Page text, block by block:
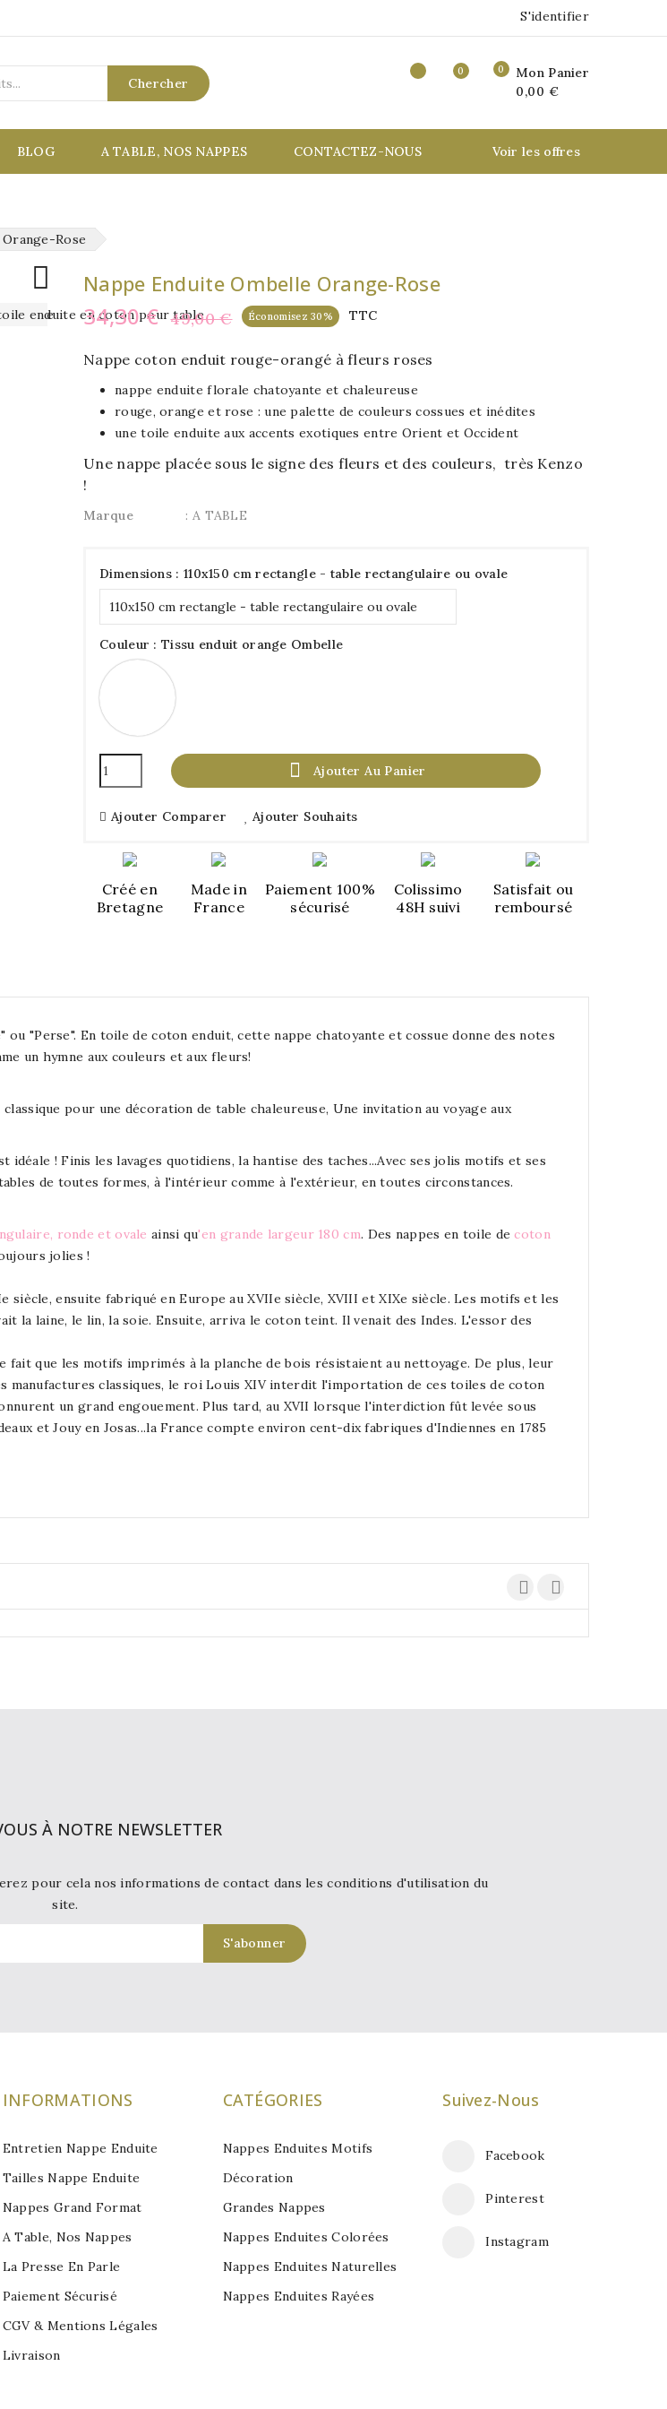
S'identifier
0
Mon Panier
0,00 €
0
Chercher
BLOG A TABLE, NOS NAPPES CONTACTEZ-NOUS Voir les offres
Rose
 Nappe Enduite Ombelle Orange-Rose
34,30 € 49,00 € Économisez 30% TTC
Nappe coton enduit rouge-orangé à fleurs roses
nappe enduite florale chatoyante et chaleureuse
rouge, orange et rose : une palette de couleurs cossues et inédites
une toile enduite aux accents exotiques entre Orient et Occident
Une nappe placée sous le signe des fleurs et des couleurs, très Kenzo
!
Marque : A TABLE
Dimensions : 110x150 cm rectangle - table rectangulaire ou ovale
Couleur : Tissu enduit orange Ombelle
Ombelle
 Ajouter Au Panier
Ajouter Comparer Ajouter Souhaits
Créé en
Bretagne
Made in
France
Paiement 100%
sécurisé
Colissimo
48H suivi
Satisfait ou
remboursé
ou "Perse". En toile de coton enduit, cette nappe chatoyante et cossue donne des notes
un hymne aux couleurs et aux fleurs!
pour une décoration de table chaleureuse, Une invitation au voyage aux
! Finis les lavages quotidiens, la hantise des taches...Avec ses jolis motifs et ses
de toutes formes, à l'intérieur comme à l'extérieur, en toutes circonstances.
ronde et ovale ainsi qu'en grande largeur 180 cm. Des nappes en toile decoton
jolies !
ensuite fabriqué en Europe au XVIIe siècle, XVIII et XIXe siècle. Les motifs et les
la laine, le lin, la soie. Ensuite, arriva le coton teint. Il venait des Indes. L'essor des
fait que les motifs imprimés à la planche de bois résistaient au nettoyage. De plus, leur
classiques, le roi Louis XIV interdit l'importation de ces toiles de coton
un grand engouement. Plus tard, au XVII lorsque l'interdiction fût levée sous
et Jouy en Josas...la France compte environ cent-dix fabriques d'Indiennes en 1785
À NOTRE NEWSLETTER
pour cela nos informations de contact dans les conditions d'utilisation du
site.
Suivez-Nous
Facebook
Pinterest
Instagram
CATÉGORIES
Nappes Enduites Motifs
Décoration
Grandes Nappes
Nappes Enduites Colorées
Nappes Enduites Naturelles
Nappes Enduites Rayées
INFORMATIONS
Entretien Nappe Enduite
Tailles Nappe Enduite
Nappes Grand Format
A Table, Nos Nappes
La Presse En Parle
Paiement Sécurisé
CGV & Mentions Légales
Livraison